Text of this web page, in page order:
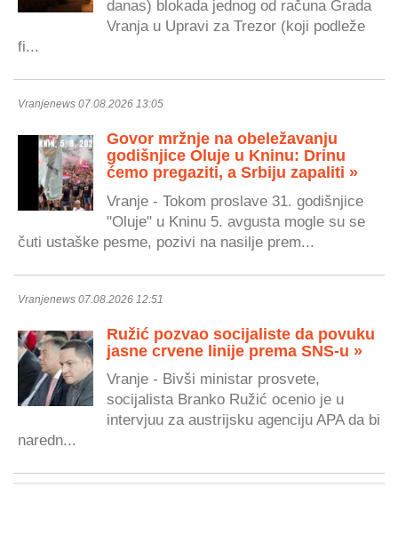
danas) blokada jednog od računa Grada
Vranja u Upravi za Trezor (koji podleže
fi...
Vranjenews 07.08.2026 13:05
Govor mržnje na obeležavanju
godišnjice Oluje u Kninu: Drinu
ćemo pregaziti, a Srbiju zapaliti »
Vranje - Tokom proslave 31. godišnjice
"Oluje" u Kninu 5. avgusta mogle su se
čuti ustaške pesme, pozivi na nasilje prem...
Vranjenews 07.08.2026 12:51
Ružić pozvao socijaliste da povuku
jasne crvene linije prema SNS-u »
Vranje - Bivši ministar prosvete,
socijalista Branko Ružić ocenio je u
intervjuu za austrijsku agenciju APA da bi
naredn...